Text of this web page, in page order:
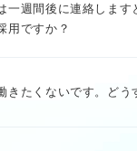
一週間後に連絡します
用ですか？
きたくないです。どう